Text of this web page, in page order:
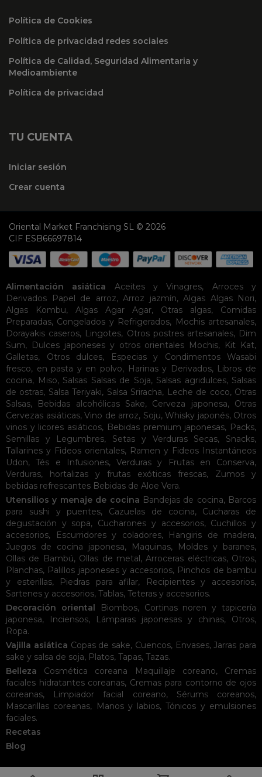
Política de Cookies
Política de privacidad redes sociales
Política de Calidad, Seguridad Alimentaria y
Medioambiente
Política de privacidad
TU CUENTA
Iniciar sesión
Crear cuenta
Oriental Market Franchising SL © 2026
CIF ESB66697814
Alimentación asiática Aceites y Vinagres, Arroces y
Derivados
Papel de arroz, Arroz jazmín, Algas Algas Nori,
Algas Kombu, Algas Agar Agar, Otras algas, Comidas
Preparadas, Congelados y Refrigerados, Mochis artesanales,
Dorayakis caseros, Lingotes, Otros postres artesanales, Dim
Sum, Dulces japoneses y otros orientales Mochis, Kit Kat,
Galletas, Otros dulces, Especias y Condimentos
Wasabi
fresco, en pasta y en polvo, Harinas y Derivados, Libros de
cocina, Miso, Salsas Salsas de Soja, Salsas agridulces, Salsas
de ostras, Salsa Teriyaki, Salsa Sriracha, Leche de coco, Otras
Salsas, Bebidas alcohólicas Sake, Cerveza japonesa, Otras
Cervezas asiáticas, Vino de arroz, Soju, Whisky japonés, Otros
vinos y licores asiáticos, Bebidas premium japonesas, Packs,
Semillas y Legumbres, Setas y Verduras Secas, Snacks,
Tallarines y Fideos orientales, Ramen y Fideos Instantáneos
Udon,Tés e Infusiones, Verduras y Frutas en Conserva,
Verduras, hortalizas y frutas exóticas frescas, Zumos y
bebidas refrescantes Bebidas de Aloe Vera.
Utensilios y menaje de cocina Bandejas de cocina, Barcos
para sushi y puentes, Cazuelas de cocina, Cucharas de
degustación y sopa, Cucharones y accesorios, Cuchillos y
accesorios, Escurridores y coladores, Hangiris de madera,
Juegos de cocina japonesa, Maquinas, Moldes y baranes,
Ollas de Bambú, Ollas de metal,Arroceras eléctricas, Otros,
Planchas, Palillos japoneses y accesorios, Pinchos de bambu
y esterillas, Piedras para afilar, Recipientes y accesorios,
Sartenes y accesorios, Tablas, Teteras y accesorios.
Decoración oriental
Biombos, Cortinas noren y tapicería
japonesa, Inciensos, Lámparas japonesas y chinas, Otros,
Ropa.
Vajilla asiática Copas de sake, Cuencos, Envases,Jarras para
sake y salsa de soja, Platos, Tapas, Tazas.
Belleza
Cosmética coreana Maquillaje coreano, Cremas
faciales hidratantes coreanas, Cremas para contorno de ojos
coreanas, Limpiador facial coreano, Sérums coreanos,
Mascarillas coreanas, Manos y labios,Tónicos y emulsiones
faciales.
Recetas
Blog